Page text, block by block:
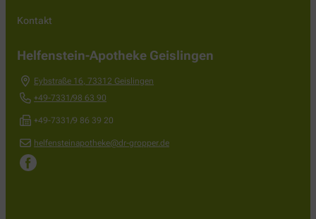
Kontakt
Helfenstein-Apotheke Geislingen
Eybstraße 16 73312 Geislingen
+49-7331/98 63 90
+49-7331/9 86 39 20
helfensteinapotheke@dr-gropper.de